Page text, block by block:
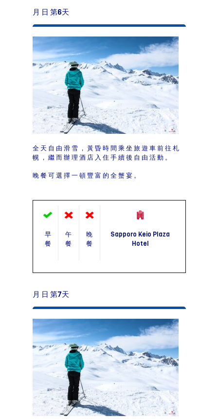
月 日 第6天
全天自由滑雪，黃昏時間乘坐旅遊車前往札
幌，繼而辦理酒店入住手續後自由活動。
晚餐可選擇一頓豐富的全蟹宴。
早
餐
午
餐
晚
餐
Sapporo Keio Plaza
Hotel
月 日 第7天